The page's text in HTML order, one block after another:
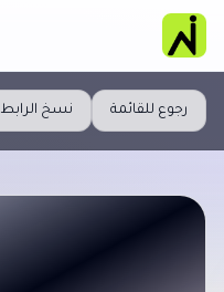
رجوع للقائمة نسخ الرابط